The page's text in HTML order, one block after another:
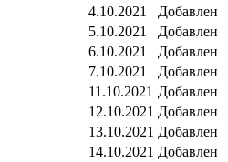
4.10.2021
Добавлен
5.10.2021
Добавлен
6.10.2021
Добавлен
7.10.2021
Добавлен
11.10.2021 Добавлен
12.10.2021 Добавлен
13.10.2021 Добавлен
14.10.2021 Добавлен